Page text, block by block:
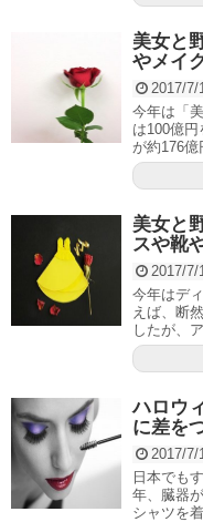
美女と
やメイ
2017/7/
今年は「
は100億
が約176億
美女と
スや靴
2017/7/
今年はデ
えば、断
したが、
ハロウ
に差を
2017/7/
日本でも
年、臓器
シャツを